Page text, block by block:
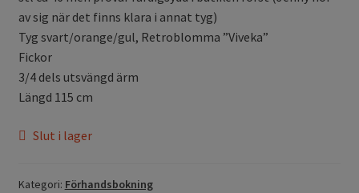
av sig när det finns klara i annat tyg)
Tyg svart/orange/gul, Retroblomma ”Viveka”
Fickor
3/4 dels utsvängd ärm
Längd 115 cm
Slut i lager
Kategori: Förhandsbokning